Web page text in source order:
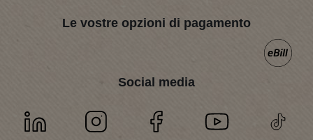
Le vostre opzioni di pagamento
Social media